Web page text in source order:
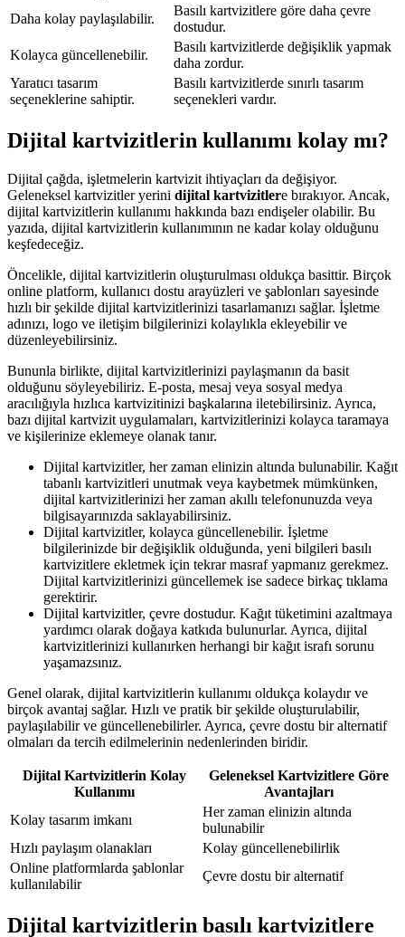
Daha kolay paylaşılabilir.
Basılı kartvizitlere göre daha çevre
dostudur.
Kolayca güncellenebilir.
Basılı kartvizitlerde değişiklik yapmak
daha zordur.
Yaratıcı tasarım
seçeneklerine sahiptir.
Basılı kartvizitlerde sınırlı tasarım
seçenekleri vardır.
Dijital kartvizitlerin kullanımı kolay mı?
Dijital çağda, işletmelerin kartvizit ihtiyaçları da değişiyor.
Geleneksel kartvizitler yerini dijital kartvizitlere bırakıyor. Ancak,
dijital kartvizitlerin kullanımı hakkında bazı endişeler olabilir. Bu
yazıda, dijital kartvizitlerin kullanımının ne kadar kolay olduğunu
keşfedeceğiz.
Öncelikle, dijital kartvizitlerin oluşturulması oldukça basittir. Birçok
online platform, kullanıcı dostu arayüzleri ve şablonları sayesinde
hızlı bir şekilde dijital kartvizitlerinizi tasarlamanızı sağlar. İşletme
adınızı, logo ve iletişim bilgilerinizi kolaylıkla ekleyebilir ve
düzenleyebilirsiniz.
Bununla birlikte, dijital kartvizitlerinizi paylaşmanın da basit
olduğunu söyleyebiliriz. E-posta, mesaj veya sosyal medya
aracılığıyla hızlıca kartvizitinizi başkalarına iletebilirsiniz. Ayrıca,
bazı dijital kartvizit uygulamaları, kartvizitlerinizi kolayca taramaya
ve kişilerinize eklemeye olanak tanır.
Dijital kartvizitler, her zaman elinizin altında bulunabilir. Kağıt
tabanlı kartvizitleri unutmak veya kaybetmek mümkünken,
dijital kartvizitlerinizi her zaman akıllı telefonunuzda veya
bilgisayarınızda saklayabilirsiniz.
Dijital kartvizitler, kolayca güncellenebilir. İşletme
bilgilerinizde bir değişiklik olduğunda, yeni bilgileri basılı
kartvizitlere ekletmek için tekrar masraf yapmanız gerekmez.
Dijital kartvizitlerinizi güncellemek ise sadece birkaç tıklama
gerektirir.
Dijital kartvizitler, çevre dostudur. Kağıt tüketimini azaltmaya
yardımcı olarak doğaya katkıda bulunurlar. Ayrıca, dijital
kartvizitlerinizi kullanırken herhangi bir kağıt israfı sorunu
yaşamazsınız.
Genel olarak, dijital kartvizitlerin kullanımı oldukça kolaydır ve
birçok avantaj sağlar. Hızlı ve pratik bir şekilde oluşturulabilir,
paylaşılabilir ve güncellenebilirler. Ayrıca, çevre dostu bir alternatif
olmaları da tercih edilmelerinin nedenlerinden biridir.
Dijital Kartvizitlerin Kolay
Kullanımı
Geleneksel Kartvizitlere Göre
Avantajları
Kolay tasarım imkanı
Her zaman elinizin altında
bulunabilir
Hızlı paylaşım olanakları
Kolay güncellenebilirlik
Online platformlarda şablonlar
kullanılabilir
Çevre dostu bir alternatif
Dijital kartvizitlerin basılı kartvizitlere